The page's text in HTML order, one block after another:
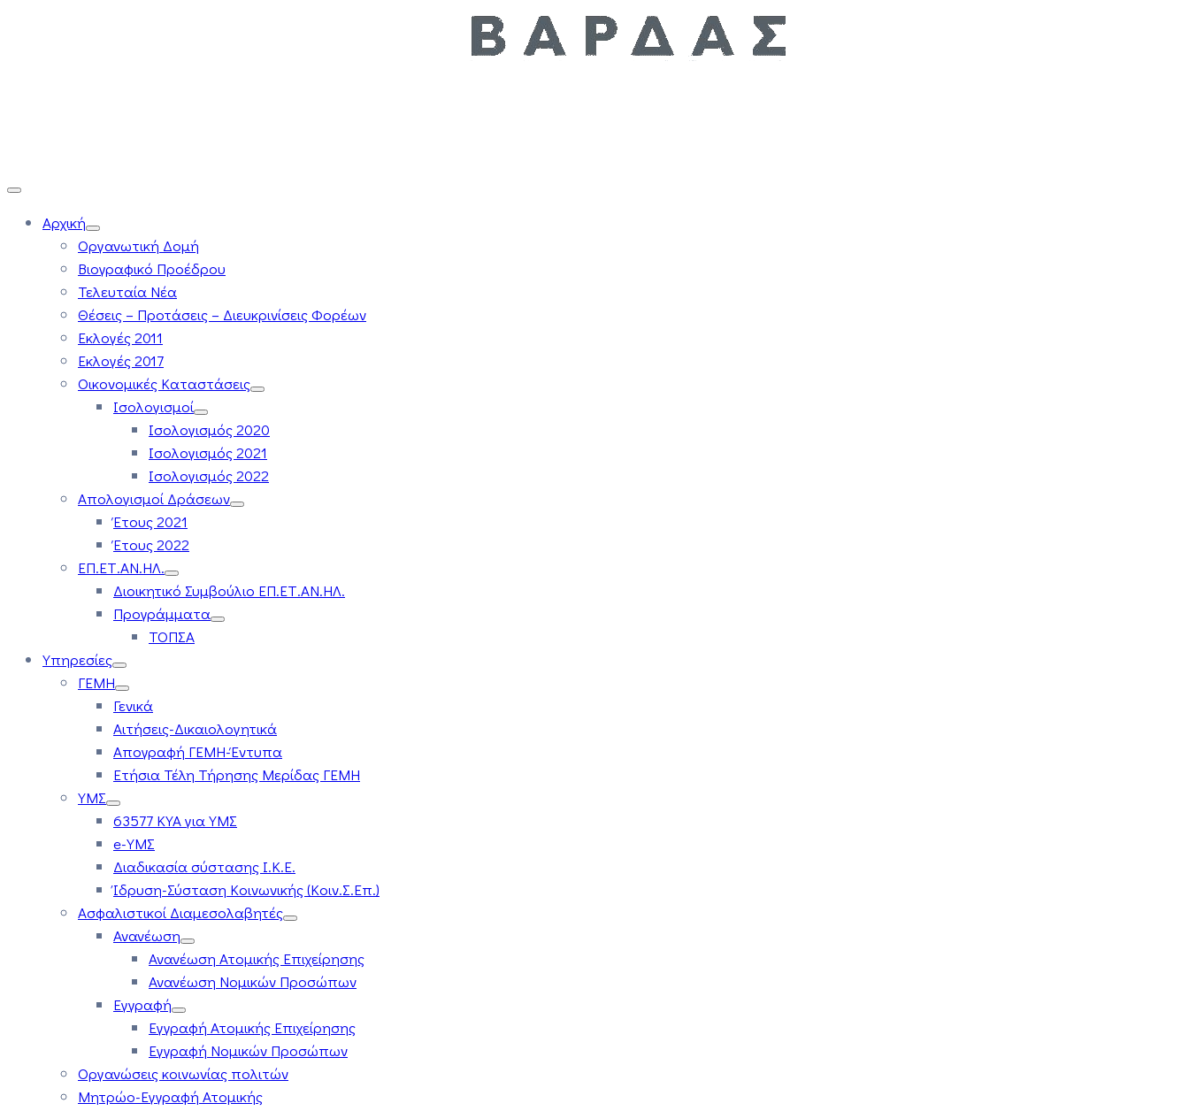
Αρχική
Οργανωτική Δομή
Βιογραφικό Προέδρου
Τελευταία Νέα
Θέσεις – Προτάσεις – Διευκρινίσεις Φορέων
Εκλογές 2011
Εκλογές 2017
Οικονομικές Καταστάσεις
Ισολογισμοί
Ισολογισμός 2020
Ισολογισμός 2021
Ισολογισμός 2022
Απολογισμοί Δράσεων
Έτους 2021
Έτους 2022
ΕΠ.ΕΤ.ΑΝ.ΗΛ.
Διοικητικό Συμβούλιο ΕΠ.ΕΤ.ΑΝ.ΗΛ.
Προγράμματα
ΤΟΠΣΑ
Υπηρεσίες
ΓΕΜΗ
Γενικά
Αιτήσεις-Δικαιολογητικά
Απογραφή ΓΕΜΗ-Έντυπα
Ετήσια Τέλη Τήρησης Μερίδας ΓΕΜΗ
ΥΜΣ
63577 ΚΥΑ για ΥΜΣ
e-ΥΜΣ
Διαδικασία σύστασης Ι.Κ.Ε.
Ίδρυση-Σύσταση Κοινωνικής (Κοιν.Σ.Επ.)
Ασφαλιστικοί Διαμεσολαβητές
Ανανέωση
Ανανέωση Ατομικής Επιχείρησης
Ανανέωση Νομικών Προσώπων
Εγγραφή
Εγγραφή Ατομικής Επιχείρησης
Εγγραφή Νομικών Προσώπων
Οργανώσεις κοινωνίας πολιτών
Μητρώο-Εγγραφή Ατομικής